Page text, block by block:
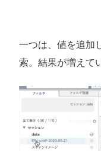
一つは、値を追加
索。結果が増えて
動
プ
レ